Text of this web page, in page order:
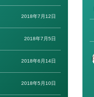
2018年7月12日
2018年7月5日
2018年6月14日
2018年5月10日